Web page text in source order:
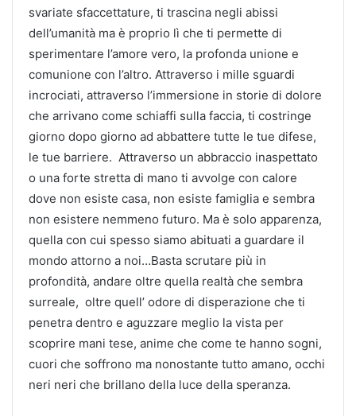
svariate sfaccettature, ti trascina negli abissi
dell’umanità ma è proprio lì che ti permette di
sperimentare l’amore vero, la profonda unione e
comunione con l’altro. Attraverso i mille sguardi
incrociati, attraverso l’immersione in storie di dolore
che arrivano come schiaffi sulla faccia, ti costringe
giorno dopo giorno ad abbattere tutte le tue difese,
le tue barriere. Attraverso un abbraccio inaspettato
o una forte stretta di mano ti avvolge con calore
dove non esiste casa, non esiste famiglia e sembra
non esistere nemmeno futuro. Ma è solo apparenza,
quella con cui spesso siamo abituati a guardare il
mondo attorno a noi…Basta scrutare più in
profondità, andare oltre quella realtà che sembra
surreale, oltre quell’ odore di disperazione che ti
penetra dentro e aguzzare meglio la vista per
scoprire mani tese, anime che come te hanno sogni,
cuori che soffrono ma nonostante tutto amano, occhi
neri neri che brillano della luce della speranza.